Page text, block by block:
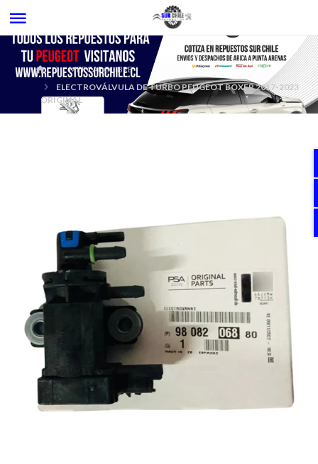
MERCADOLIBRE
ELECTROVÁLVULA DE TURBO PEUGEOT BOXER 2017-2023
ORIGINAL